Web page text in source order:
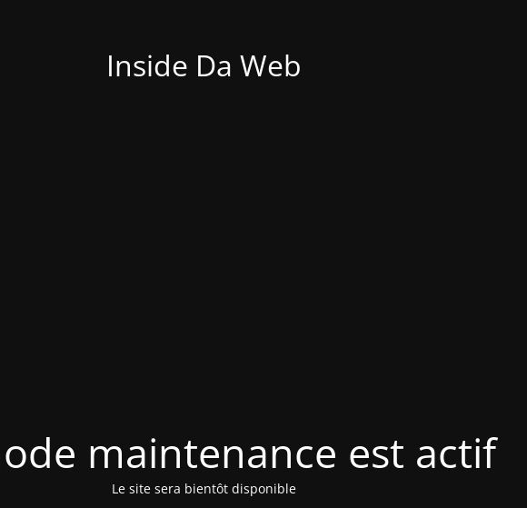
Inside Da Web
maintenance est actif
Le site sera bientôt disponible